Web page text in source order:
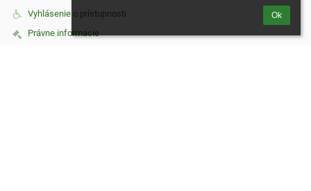
Ok
Vyhlásenie o prístupnosti
Právne informácie